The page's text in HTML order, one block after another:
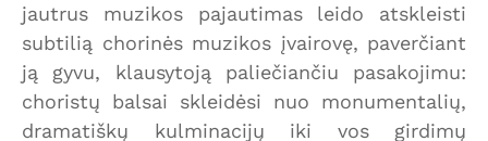
jautrus muzikos pajautimas leido atskleisti
subtilią chorinės muzikos įvairovę, paverčiant
ją gyvu, klausytoją paliečiančiu pasakojimu:
choristų balsai skleidėsi nuo monumentalių,
dramatiškų kulminacijų iki vos girdimų